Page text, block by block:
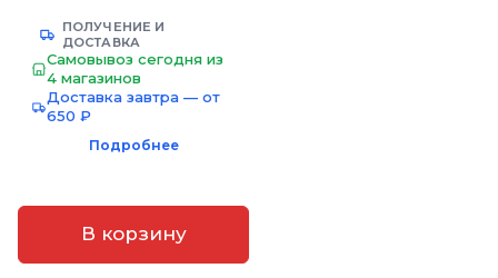
ПОЛУЧЕНИЕ И
ДОСТАВКА
Самовывоз сегодня из
4 магазинов
Доставка завтра — от
650 ₽
Подробнее
В корзину